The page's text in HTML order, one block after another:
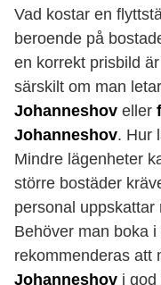
Vad kostar en
beroende på
en korrekt prisbild
särskilt om man
Johanneshov eller
Johanneshov. Hur
Mindre lägenheter
större bostäder
personal
Behöver man boka
rekommenderas att
Johanneshov i god